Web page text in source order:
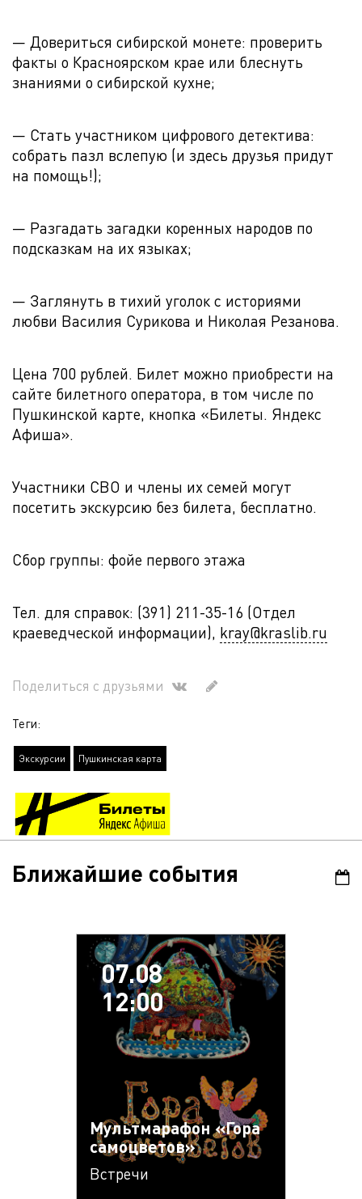
— Довериться сибирской монете: проверить
факты о Красноярском крае или блеснуть
знаниями о сибирской кухне;
— Стать участником цифрового детектива:
собрать пазл вслепую (и здесь друзья придут
на помощь!);
— Разгадать загадки коренных народов по
подсказкам на их языках;
— Заглянуть в тихий уголок с историями
любви Василия Сурикова и Николая Резанова.
Цена 700 рублей. Билет можно приобрести на
сайте билетного оператора, в том числе по
Пушкинской карте, кнопка «Билеты. Яндекс
Афиша».
Участники СВО и члены их семей могут
посетить экскурсию без билета, бесплатно.
Сбор группы: фойе первого этажа
Тел. для справок: (391) 211-35-16 (Отдел
краеведческой информации), kray@kraslib.ru
Поделиться с друзьями
Теги:
Экскурсии Пушкинская карта
Ближайшие события
07.08
12:00
Мультмарафон «Гора
самоцветов»
Встречи